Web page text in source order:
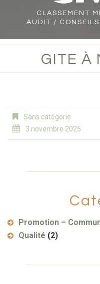
CLASSEMENT
AUDIT /
GITE À
Sans catégorie
3 novembre 2025
Promotion –
Qualité (2)